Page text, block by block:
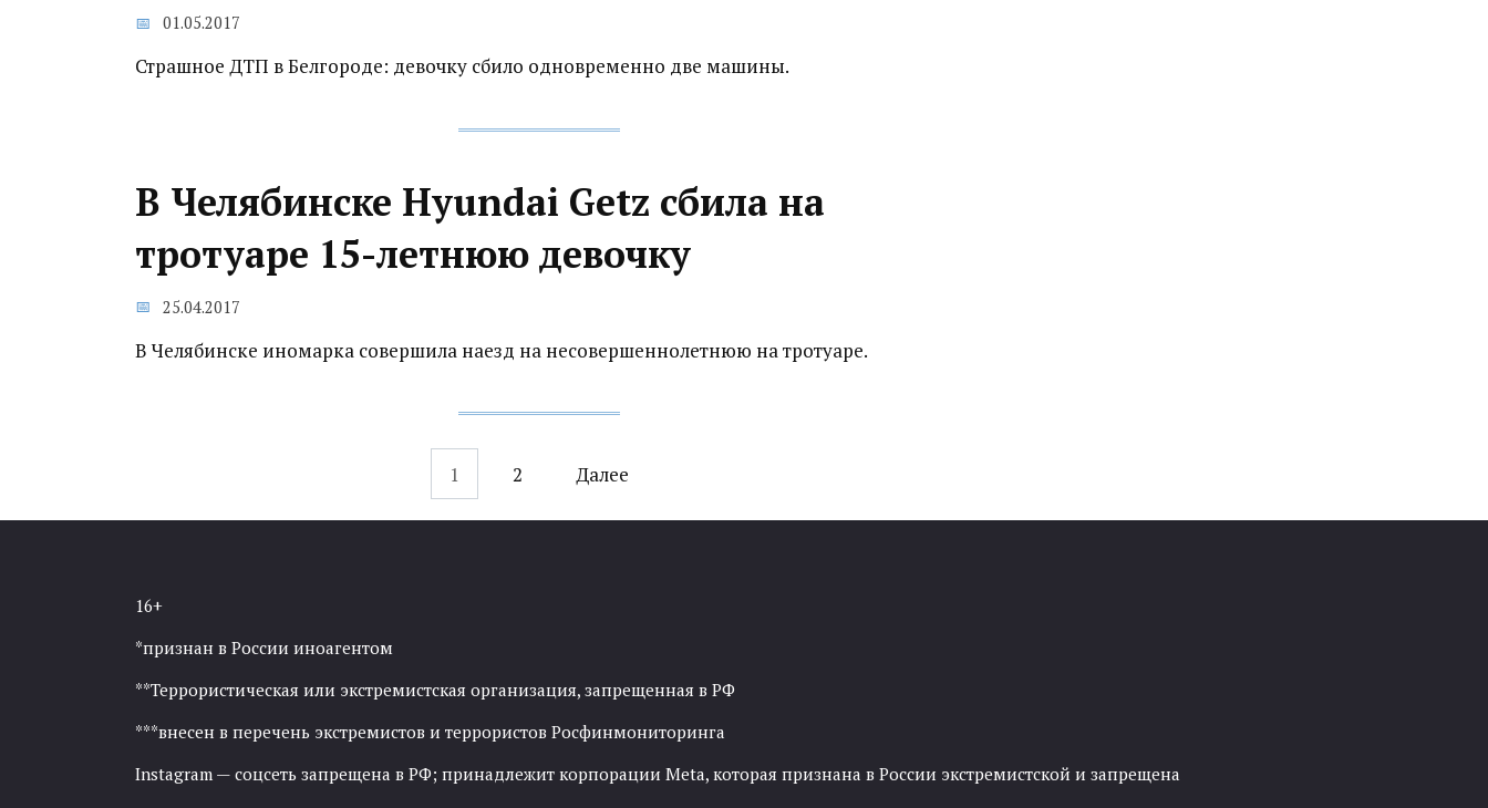
01.05.2017
Страшное ДТП в Белгороде: девочку сбило одновременно две машины.
В Челябинске Hyundai Getz сбила на
тротуаре 15-летнюю девочку
25.04.2017
В Челябинске иномарка совершила наезд на несовершеннолетнюю на тротуаре.
записям
1 2 Далее
16+
*признан в России иноагентом
**Террористическая или экстремистская организация, запрещенная в РФ
***внесен в перечень экстремистов и террористов Росфинмониторинга
Instagram — соцсеть запрещена в РФ; принадлежит корпорации Meta, которая признана в России экстремистской и запрещена